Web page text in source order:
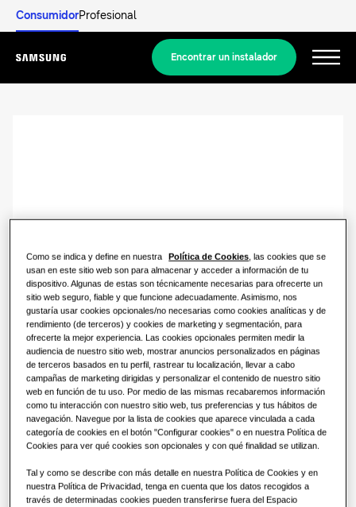
ConsumidorProfesional
Menu
Encontrar un instalador
¿Qué es una bomba de calor y cómo
Ventajas de una bomba de calor
¿Qué es un aire acondicionado y
cómo funciona?
SOLUCIONES COMERCIALES
Hoteles
Comercio
Restaurante
Soluciones de climatización
Soluciones de bombas de calor
SOLUCIONES PARA OFICINAS
Soluciones de climatización
Controles
Productos
PRODUCTOS ESTRELLA
WindFree
SmartThings
Cassette 360
Productos
Acerca de Samsung
CAPACIDAD: 500.0CMH
Como se indica y define en nuestra Política de Cookies, las cookies que se
usan en este sitio web son para almacenar y acceder a información de tu
dispositivo. Algunas de estas son técnicamente necesarias para ofrecerte un
sitio web seguro, fiable y que funcione adecuadamente. Asimismo, nos
gustaría usar cookies opcionales/no necesarias como cookies analíticas y de
rendimiento (de terceros) y cookies de marketing y segmentación, para
ofrecerte la mejor experiencia. Las cookies opcionales permiten medir la
audiencia de nuestro sitio web, mostrar anuncios personalizados en páginas
de terceros basados en tu perfil, rastrear tu localización, llevar a cabo
campañas de marketing dirigidas y personalizar el contenido de nuestro sitio
web en función de tu uso. Por medio de las mismas recabaremos información
como tu interacción con nuestro sitio web, tus preferencias y tus hábitos de
navegación. Navegue por la lista de cookies que aparece vinculada a cada
categoría de cookies en el botón "Configurar cookies" o en nuestra Política de
Cookies para ver qué cookies son opcionales y con qué finalidad se utilizan.
Tal y como se describe con más detalle en nuestra Política de Cookies y en
nuestra Política de Privacidad, tenga en cuenta que los datos recogidos a
través de determinadas cookies pueden transferirse fuera del Espacio